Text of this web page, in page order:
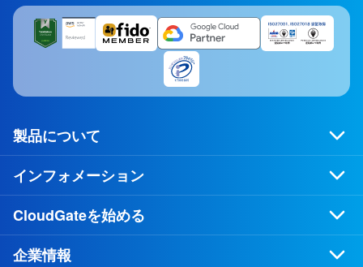
製品について
インフォメーション
CloudGateを始める
企業情報